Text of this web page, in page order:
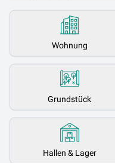
Wohnung
Grundstück
Hallen & Lager